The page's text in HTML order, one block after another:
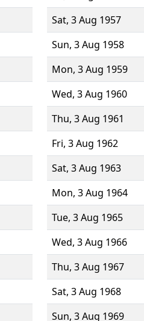
Sat, 3 Aug 1957
Sun, 3 Aug 1958
Mon, 3 Aug 1959
Wed, 3 Aug 1960
Thu, 3 Aug 1961
Fri, 3 Aug 1962
Sat, 3 Aug 1963
Mon, 3 Aug 1964
Tue, 3 Aug 1965
Wed, 3 Aug 1966
Thu, 3 Aug 1967
Sat, 3 Aug 1968
Sun, 3 Aug 1969